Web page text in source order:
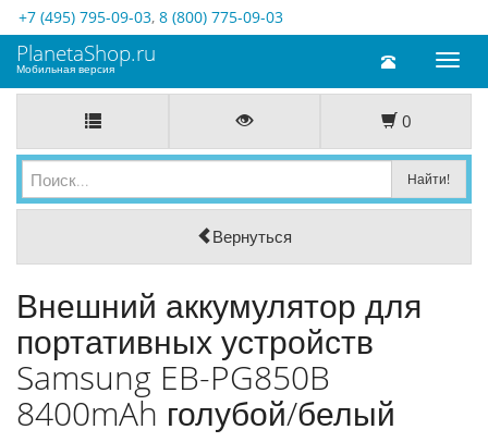
+7 (495) 795-09-03, 8 (800) 775-09-03
Toggle
PlanetaShop.ru
Мобильная версия
0
Вернуться
Внешний аккумулятор для
портативных устройств
Samsung EB-PG850B
8400mAh голубой/белый